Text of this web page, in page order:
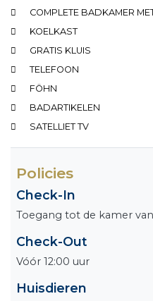
COMPLETE BADKAMER
KOELKAST
GRATIS KLUIS
TELEFOON
FÖHN
BADARTIKELEN
SATELLIET TV
Policies
Check-In
Toegang tot de kamer
Check-Out
Vóór 12:00 uur
Huisdieren